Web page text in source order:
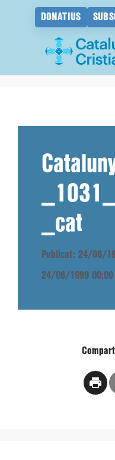
DONATIUS
_cat
Publicat: 24/06/
24/06/1999 00:00